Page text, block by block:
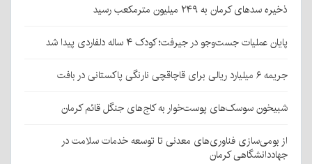
ذخیره سدهای کرمان به ۲۴۹ میلیون مترمکعب رسید
پایان عملیات جست‌وجو در جیرفت؛ کودک ۴ ساله دلفاردی پیدا شد
جریمه ۶ میلیارد ریالی برای قاچاقچی نارنگی پاکستانی در بافت
شبیخون سوسک‌های پوست‌خوار به کاج‌های جنگل قائم کرمان
از بومی‌سازی فناوری‌های معدنی تا توسعه خدمات سلامت در
جهاددانشگاهی کرمان